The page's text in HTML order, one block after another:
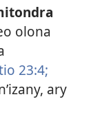
olona
23:4;
ary